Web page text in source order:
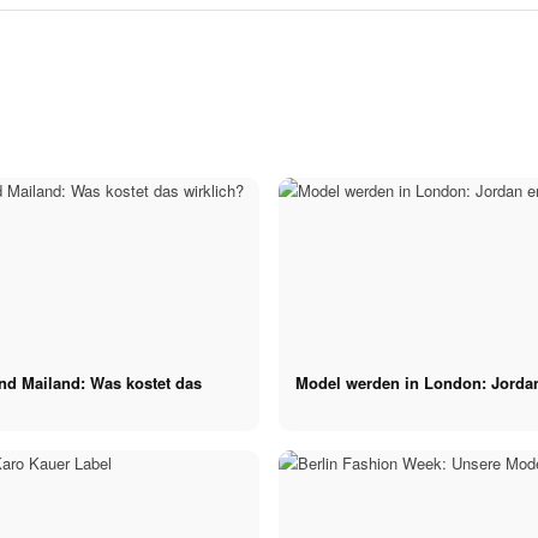
Model
Influencer Marketing
Mailand: Was kostet das
Model werden in London: